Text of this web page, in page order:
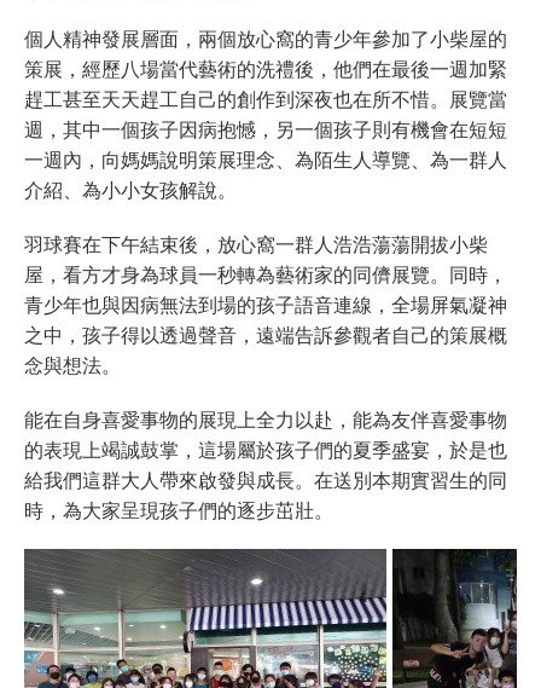
個人精神發展層面，兩個放心窩的青少年參加了小柴屋的
策展，經歷八場當代藝術的洗禮後，他們在最後一週加緊
趕工甚至天天趕工自己的創作到深夜也在所不惜。展覽當
週，其中一個孩子因病抱憾，另一個孩子則有機會在短短
一週內，向媽媽說明策展理念、為陌生人導覽、為一群人
介紹、為小小女孩解說。
羽球賽在下午結束後，放心窩一群人浩浩蕩蕩開拔小柴
屋，看方才身為球員一秒轉為藝術家的同儕展覽。同時，
青少年也與因病無法到場的孩子語音連線，全場屏氣凝神
之中，孩子得以透過聲音，遠端告訴參觀者自己的策展概
念與想法。
能在自身喜愛事物的展現上全力以赴，能為友伴喜愛事物
的表現上竭誠鼓掌，這場屬於孩子們的夏季盛宴，於是也
給我們這群大人帶來啟發與成長。在送別本期實習生的同
時，為大家呈現孩子們的逐步茁壯。